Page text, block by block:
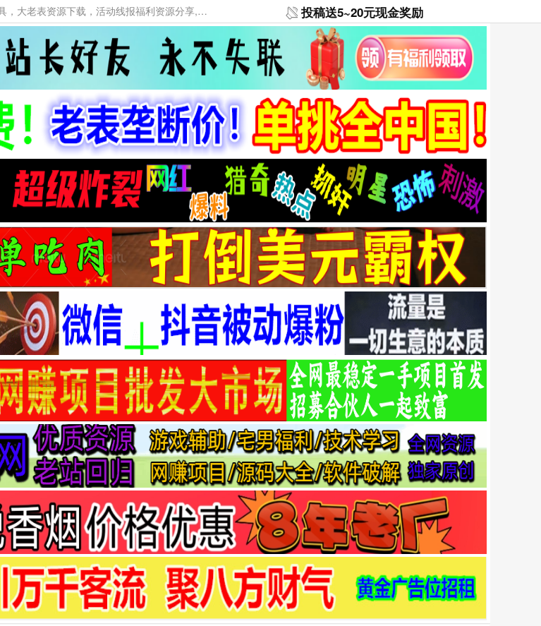
本网站提供资源工具下载，大老表资源工具，大表哥资源网软件工具，大老表资源下载，活动线报福利资源分享,活动线报，大型网游经典游戏，网络热门技术游戏辅助交流与分享。 投稿送5~20元现金奖励